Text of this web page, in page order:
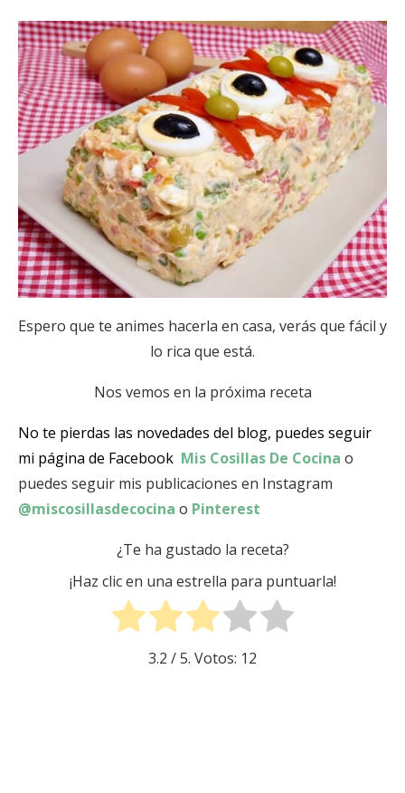
Espero que te animes hacerla en casa, verás que fácil y
lo rica que está.
Nos vemos en la próxima receta
No te pierdas las novedades del blog, puedes seguir
mi página de Facebook Mis Cosillas De Cocina o
puedes seguir mis publicaciones en Instagram
@miscosillasdecocina o Pinterest
¿Te ha gustado la receta?
¡Haz clic en una estrella para puntuarla!
3.2 / 5. Votos: 12